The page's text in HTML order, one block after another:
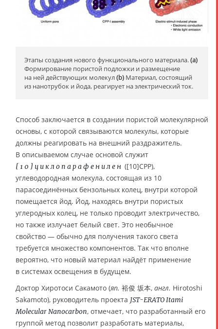
Этапы создания нового функционального материала.(a)
Формирование пористой подложки и размещение
на ней действующих молекул(b) Материал, состоящий
из нанотрубок и йода, реагирует на электрический ток.
Способ заключается в создании пористой молекулярной
основы, с которой связываются молекулы, которые
должны реагировать на внешний раздражитель.
В описываемом случае основой служит
[10]циклопарафенилен ([10]CPP),
углеводородная молекула, состоящая из 10
парасоединённых бензольных колец, внутри которой
помещается йод. Йод, находясь внутри пористых
углеродных колец, не только проводит электричество,
но также излучает белый свет. Это необычное
свойство — обычно для получения такого света
требуется множество компонентов. Так что вполне
вероятно, что новый материал найдёт применение
в системах освещения в будущем.
Доктор Хиротоси Сакамото (яп. 裕俊 坂本, англ. Hirotoshi
Sakamoto), руководитель проекта JST-ERATO Itami
Molecular Nanocarbon, отмечает, что разработанный его
группой метод позволит разработать материалы,